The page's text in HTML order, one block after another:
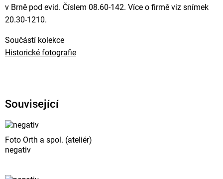
v Brně pod evid. Číslem 08.60-142. Více o firmě viz snímek
20.30-1210.
Součástí kolekce
Historické fotografie
Související
Foto Orth a spol. (ateliér)
negativ